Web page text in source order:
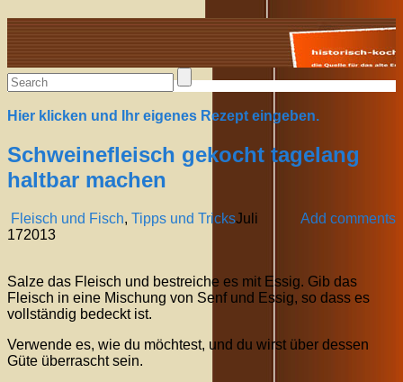
Alte Rezepte online
Hier klicken und Ihr eigenes Rezept eingeben.
Schweinefleisch gekocht tagelang
haltbar machen
Fleisch und Fisch, Tipps und Tricks Add comments
Juli
172013
Salze das Fleisch und bestreiche es mit Essig. Gib das
Fleisch in eine Mischung von Senf und Essig, so dass es
vollständig bedeckt ist.
Verwende es, wie du möchtest, und du wirst über dessen
Güte überrascht sein.